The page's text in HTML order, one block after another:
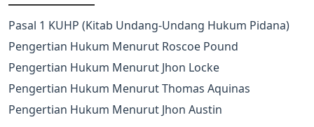
Pasal 1 KUHP (Kitab Undang-Undang Hukum Pidana)
Pengertian Hukum Menurut Roscoe Pound
Pengertian Hukum Menurut Jhon Locke
Pengertian Hukum Menurut Thomas Aquinas
Pengertian Hukum Menurut Jhon Austin